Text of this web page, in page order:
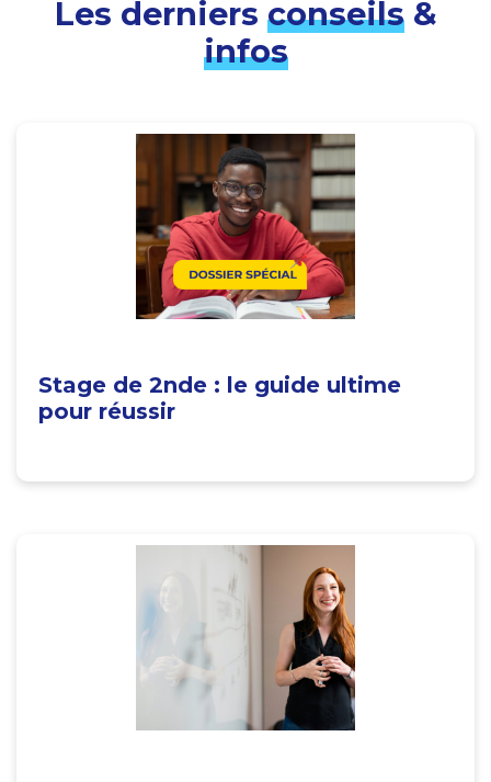
Les derniers conseils&
infos
Stage de 2nde : le guide ultime
pour réussir